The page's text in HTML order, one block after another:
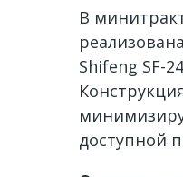
В
Shifeng SF-
доступной